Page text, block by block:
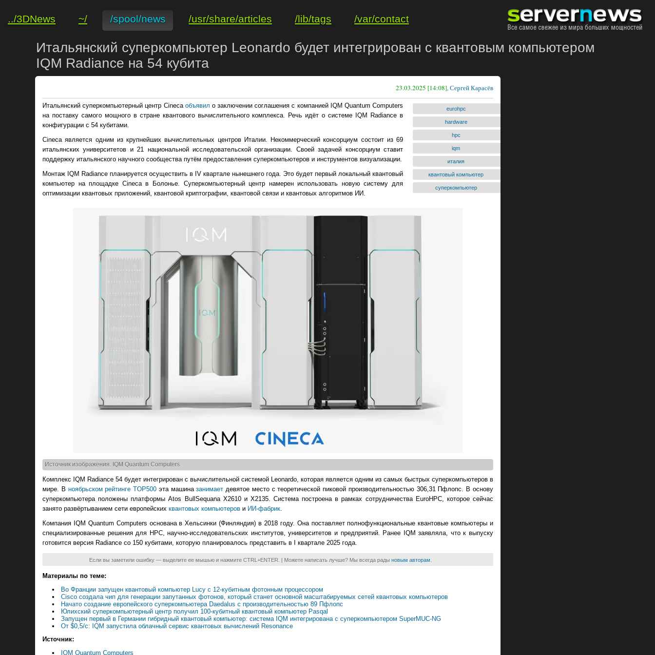
../3DNews ~/ /spool/news /usr/share/articles /lib/tags /var/contact
Итальянский суперкомпьютер Leonardo будет интегрирован с квантовым компьютером
IQM Radiance на 54 кубита
23.03.2025 [14:08],Сергей Карасёв
eurohpc
hardware
hpc
iqm
италия
квантовый компьютер
суперкомпьютер
Итальянский суперкомпьютерный центр Cineca объявил о заключении соглашения с компанией IQM Quantum Computers
на поставку самого мощного в стране квантового вычислительного комплекса. Речь идёт о системе IQM Radiance в
конфигурации с 54 кубитами.
Cineca является одним из крупнейших вычислительных центров Италии. Некоммерческий консорциум состоит из 69
итальянских университетов и 21 национальной исследовательской организации. Своей задачей консорциум ставит
поддержку итальянского научного сообщества путём предоставления суперкомпьютеров и инструментов визуализации.
Монтаж IQM Radiance планируется осуществить в IV квартале нынешнего года. Это будет первый локальный квантовый
компьютер на площадке Cineca в Болонье. Суперкомпьютерный центр намерен использовать новую систему для
оптимизации квантовых приложений, квантовой криптографии, квантовой связи и квантовых алгоритмов ИИ.
Источник изображения: IQM Quantum Computers
Комплекс IQM Radiance 54 будет интегрирован с вычислительной системой Leonardo, которая является одним из самых быстрых суперкомпьютеров в
мире. В ноябрьском рейтинге TOP500 эта машиназанимает девятое место с теоретической пиковой производительностью 306,31 Пфлопс. В основу
суперкомпьютера положены платформы Atos BullSequana X2610 и X2135. Система построена в рамках сотрудничества EuroHPC, которое сейчас
занято развёртыванием сети европейских квантовых компьютеров и ИИ-фабрик
Компания IQM Quantum Computers основана в Хельсинки (Финляндия) в 2018 году. Она поставляет полнофункциональные квантовые компьютеры и
специализированные решения для HPC, научно-исследовательских институтов, университетов и предприятий. Ранее IQM заявляла, что к выпуску
готовится версия Radiance со 150 кубитами, которую планировалось представить в I квартале 2025 года.
Если вы заметили ошибку — выделите ее мышью и нажмите CTRL+ENTER. | Можете написать лучше? Мы всегда рады новым авторам
Материалы по теме:
Во Франции запущен квантовый компьютер Lucy с 12-кубитным фотонным процессором
Cisco создала чип для генерации запутанных фотонов, который станет основной масштабируемых сетей квантовых компьютеров
Начато создание европейского суперкомпьютера Daedalus с производительностью 89 Пфлопс
Юлихский суперкомпьютерный центр получил 100-кубитный квантовый компьютер Pasqal
Запущен первый в Германии гибридный квантовый компьютер: система IQM интегрирована с суперкомпьютером SuperMUC-NG
От $0,5/с: IQM запустила облачный сервис квантовых вычислений Resonance
Источник:
IQM Quantum Computers